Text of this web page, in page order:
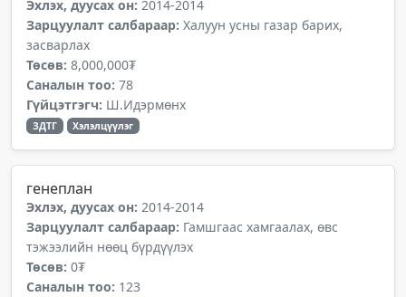
Эхлэх, дуусах он: 2014-2014
Зарцуулалт салбараар: Халуун усны газар барих,
засварлах
Төсөв: 8,000,000₮
Саналын тоо: 78
Гүйцэтгэгч: Ш.Идэрмөнх
ЗДТГ Хэлэлцүүлэг
генеплан
Эхлэх, дуусах он: 2014-2014
Зарцуулалт салбараар: Гамшгаас хамгаалах, өвс
тэжээлийн нөөц бүрдүүлэх
Төсөв: 0₮
Саналын тоо: 123